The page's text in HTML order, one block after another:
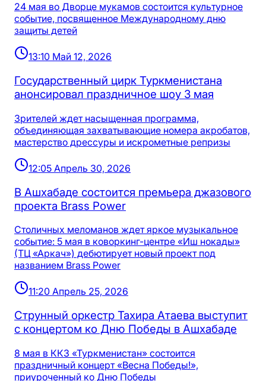
24 мая во Дворце мукамов состоится культурное
событие, посвященное Международному дню
защиты детей
13:10 Май 12, 2026
Государственный цирк Туркменистана
анонсировал праздничное шоу 3 мая
Зрителей ждет насыщенная программа,
объединяющая захватывающие номера акробатов,
мастерство дрессуры и искрометные репризы
12:05 Апрель 30, 2026
В Ашхабаде состоится премьера джазового
проекта Brass Power
Столичных меломанов ждет яркое музыкальное
событие: 5 мая в коворкинг-центре «Иш нокады»
(ТЦ «Аркач») дебютирует новый проект под
названием Brass Power
11:20 Апрель 25, 2026
Струнный оркестр Тахира Атаева выступит
с концертом ко Дню Победы в Ашхабаде
8 мая в ККЗ «Туркменистан» состоится
праздничный концерт «Весна Победы!»,
приуроченный ко Дню Победы